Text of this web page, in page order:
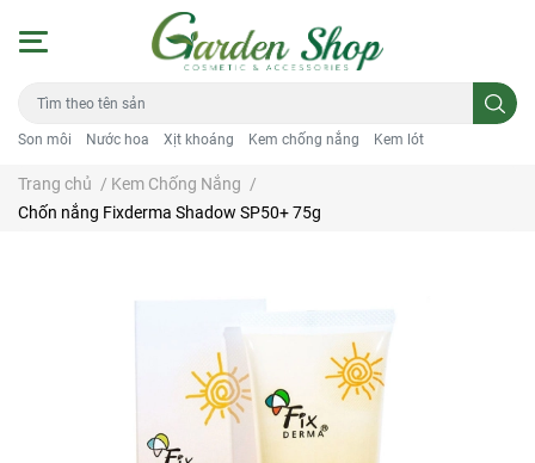
Son môi Nước hoa Xịt khoáng Kem chống nắng Kem lót
Trang chủ / Kem Chống Nắng /
Chốn nắng Fixderma Shadow SP50+ 75g